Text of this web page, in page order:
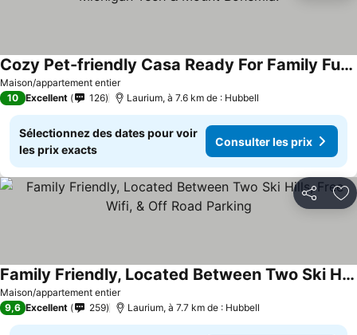
Maison/appartement entier
Cozy Pet-friendly Casa Ready For Family Fun Near Michigan Tech & Mount Bohemia!
10 Excellent 126 Laurium, à 7.6 km de : Hubbell
Sélectionnez des dates pour voir
les prix exacts
Consulter les prix
Partager
Maison/appartement entier
Family Friendly, Located Between Two Ski Hills, Free Wifi, & Off Road Parking
9,6 Excellent 259 Laurium, à 7.7 km de : Hubbell